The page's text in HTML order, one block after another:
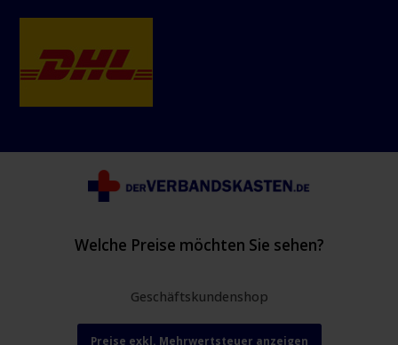
Welche Preise möchten Sie sehen?
Geschäftskundenshop
Preise exkl. Mehrwertsteuer anzeigen